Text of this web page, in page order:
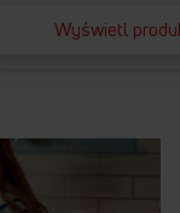
Wyświetl